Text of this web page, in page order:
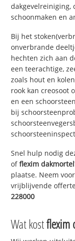
dakgevelreiniging,
schoonmaken en
Bij het
onverbrande
hechten zich aan
een teerachtige,
zoals hout en
rook kan creosoot
en een
bij
Snel hulp nodig
offlexim dakmortel
plaatse. Neem
vrijblijvende
228000
Wat kostflexim